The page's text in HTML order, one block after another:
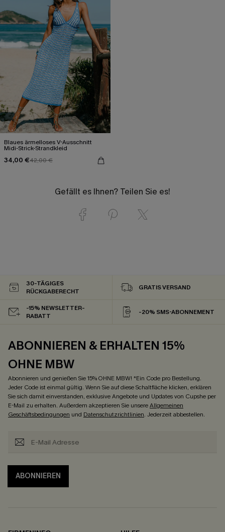
Blaues ärmelloses V-Ausschnitt
Midi-Strick-Strandkleid
34,00 €42,00 €
Gefällt es Ihnen? Teilen Sie es!
30-TÄGIGES
RÜCKGABERECHT
GRATIS VERSAND
-15% NEWSLETTER-
RABATT
-20% SMS-ABONNEMENT
ABONNIEREN & ERHALTEN 15%
OHNE MBW
Abonnieren und genießen Sie 15% OHNE MBW! *Ein Code pro Bestellung.
Jeder Code ist einmal gültig. Wenn Sie auf diese Schaltfläche klicken, erklären
Sie sich damit einverstanden, exklusive Angebote und Updates von Cupshe per
E-Mail zu erhalten. Außerdem akzeptieren Sie unsereAllgemeinen
Geschäftsbedingungen und Datenschutzrichtlinien. Jederzeit abbestellen.
ABONNIEREN